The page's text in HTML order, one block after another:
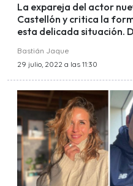
La expareja del actor
Castellón y critica la
esta delicada situación.
Bastián Jaque
29 julio, 2022 a las 11:30